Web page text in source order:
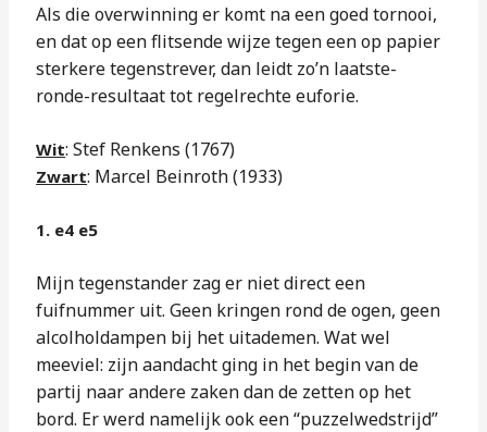
Als die overwinning er komt na een goed tornooi,
en dat op een flitsende wijze tegen een op papier
sterkere tegenstrever, dan leidt zo’n laatste-
ronde-resultaat tot regelrechte euforie.
Wit: Stef Renkens (1767)
Zwart: Marcel Beinroth (1933)
1. e4 e5
Mijn tegenstander zag er niet direct een
fuifnummer uit. Geen kringen rond de ogen, geen
alcolholdampen bij het uitademen. Wat wel
meeviel: zijn aandacht ging in het begin van de
partij naar andere zaken dan de zetten op het
bord. Er werd namelijk ook een “puzzelwedstrijd”